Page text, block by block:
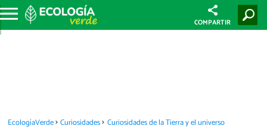
COMPARTIR
EcologíaVerde Curiosidades Curiosidades de la Tierra y el universo